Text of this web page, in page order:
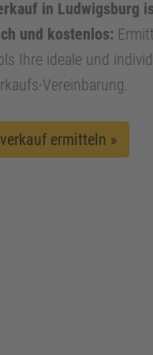
in Ludwigsburg
und kostenlos:
Ihre ideale und
Vereinbarung.
ermitteln »